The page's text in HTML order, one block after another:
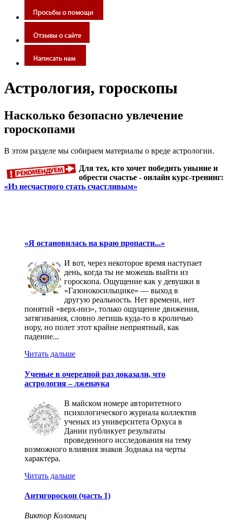
Астрология, гороскопы
Насколько безопасно увлечение
гороскопами
В этом разделе мы собираем материалы о вреде астрологии.
Для тех, кто хочет победить уныние и
обрести счастье - онлайн курс-тренинг:
«Из несчастного стать счастливым»
«Я остановилась на краю пропасти...»
И вот, через некоторое время наступает
день, когда ты не можешь выйти из
гороскопа. Ощущение как у девушки в
«Газонокосилыцике» — выход в
другую реальность. Нет времени, нет
понятий «верх-низ», только ощущение движения,
затягивания, словно летишь куда-то в кроличью
нору, но полет этот крайне неприятный, как
падение...
Читать дальше
Ученые в очередной раз доказали, что
астрология – лженаука
В майском номере авторитетного
психологического журнала коллектив
ученых из университета Орхуса в
Дании публикует результаты
проведенного исследования на тему
возможного влияния знаков Зодиака на черты
характера.
Читать дальше
Антигороскоп (часть 1)
Виктор Коломиец